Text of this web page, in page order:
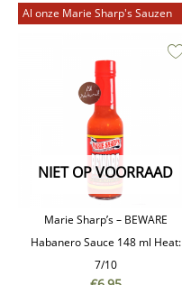
Al onze Marie Sharp's Sauzen
NIET OP VOORRAAD
Marie Sharp’s – BEWARE
Habanero Sauce 148 ml Heat:
7/10